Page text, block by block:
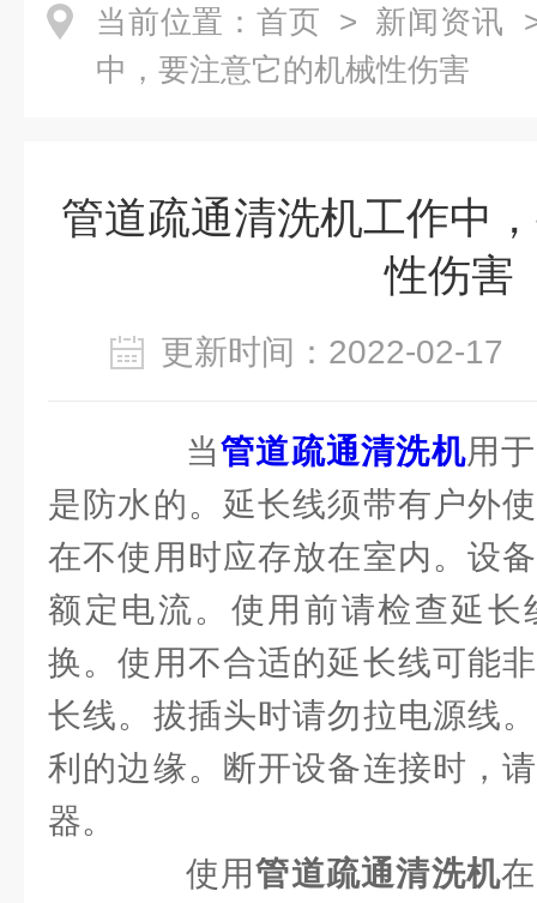
当前位置： 首页 > 新闻资讯
中，要注意它的机械性伤害
管道疏通清洗机工作中
性伤害
更新时间：2022-02-
当管道疏通清洗机用
是防水的。延长线须带有户外
在不使用时应存放在室内。设
额定电流。使用前请检查延长
换。使用不合适的延长线可能
长线。拔插头时请勿拉电源线
利的边缘。断开设备连接时，
器。
使用管道疏通清洗机